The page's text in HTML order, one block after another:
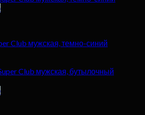
Club мужская, темно-синий